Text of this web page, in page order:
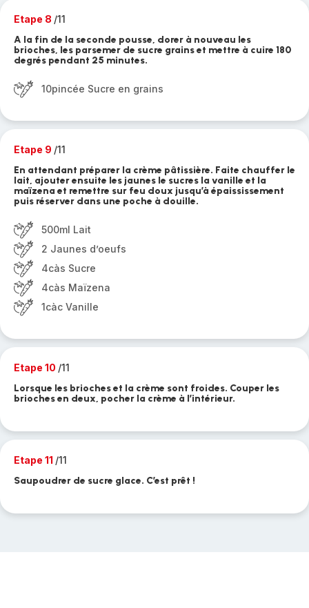
Etape 8 /11
A la fin de la seconde pousse, dorer à nouveau les
brioches, les parsemer de sucre grains et mettre à cuire 180
degrés pendant 25 minutes.
10pincée Sucre en grains
Etape 9 /11
En attendant préparer la crème pâtissière. Faite chauffer le
lait, ajouter ensuite les jaunes le sucres la vanille et la
maïzena et remettre sur feu doux jusqu’à épaississement
puis réserver dans une poche à douille.
500ml Lait
2 Jaunes d’oeufs
4càs Sucre
4càs Maïzena
1càc Vanille
Etape 10 /11
Lorsque les brioches et la crème sont froides. Couper les
brioches en deux, pocher la crème à l’intérieur.
Etape 11 /11
Saupoudrer de sucre glace. C’est prêt !